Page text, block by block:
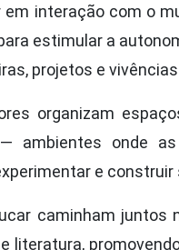
em interação com o
estimular a
projetos e
organizam
ambientes onde
e
caminham juntos
literatura,